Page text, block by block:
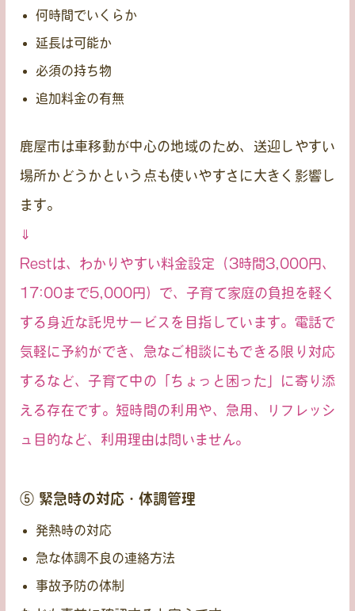
何時間でいくらか
延長は可能か
必須の持ち物
追加料金の有無
鹿屋市は車移動が中心の地域のため、 送迎しやすい
場所かどうか という点も使いやすさに大きく影響し
ます。
⇓
Restは、わかりやすい料金設定（3時間3,000円、
17:00まで5,000円）で、子育て家庭の負担を軽く
する身近な託児サービスを目指しています。電話で
気軽に予約ができ、急なご相談にもできる限り対応
するなど、子育て中の「ちょっと困った」に寄り添
える存在です。短時間の利用や、急用、リフレッシ
ュ目的など、利用理由は問いません。
⑤ 緊急時の対応・体調管理
発熱時の対応
急な体調不良の連絡方法
事故予防の体制